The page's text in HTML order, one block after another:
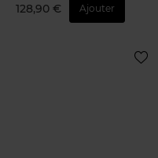
128,90 € Ajouter